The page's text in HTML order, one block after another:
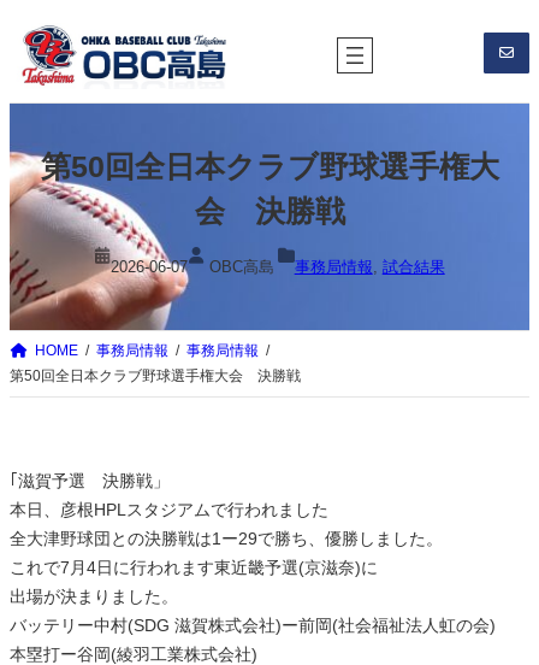
を
ス
ッ
プ
第50回全日本クラブ野球選手権大
会 決勝戦
2026-06-07 OBC高島 事務局情報, 試合結果
HOME 事務局情報
事務局情報
第50回全日本クラブ野球選手権大会 決勝戦
｢滋賀予選 決勝戦」
本日、彦根HPLスタジアムで行われました
全大津野球団との決勝戦は1ー29で勝ち、優勝しました。
これで7月4日に行われます東近畿予選(京滋奈)に
出場が決まりました。
バッテリー中村(SDG 滋賀株式会社)ー前岡(社会福祉法人虹の会)
本塁打ー谷岡(綾羽工業株式会社)